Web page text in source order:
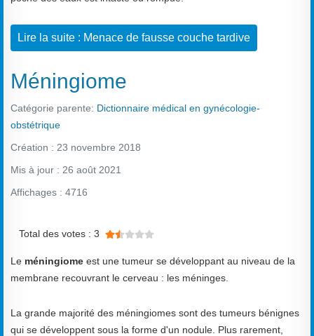
Lire la suite : Menace de fausse couche tardive
Méningiome
Catégorie parente: Dictionnaire médical en gynécologie-
obstétrique
Création : 23 novembre 2018
Mis à jour : 26 août 2021
Affichages : 4716
Total des votes : 3
Le méningiome est une tumeur se développant au niveau de la
membrane recouvrant le cerveau : les méninges.
La grande majorité des méningiomes sont des tumeurs bénignes
qui se développent sous la forme d'un nodule. Plus rarement,